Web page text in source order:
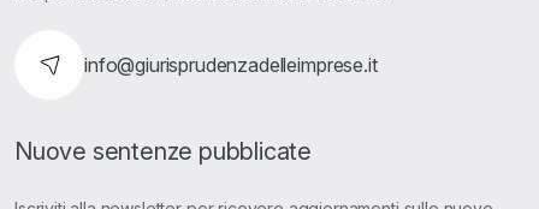
info@giurisprudenzadelleimprese.it
Nuove sentenze pubblicate